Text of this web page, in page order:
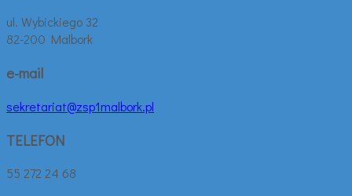
ul. Wybickiego 32
82-200 Malbork
e-mail
sekretariat@zsp1malbork.pl
TELEFON
55 272 24 68